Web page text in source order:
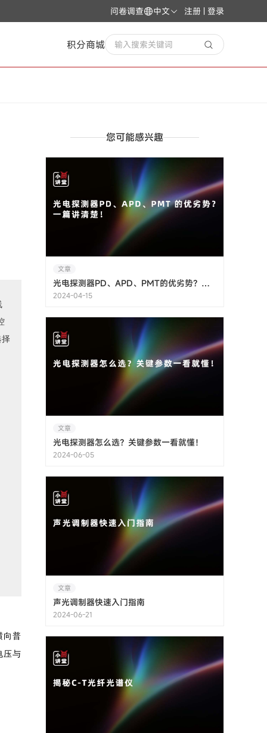
问卷调查 中文 注册 | 登录
积分商城 输入搜索关键词
向普
压与
您可能感兴趣
文章
光电探测器PD、APD、PMT的优劣势？一篇讲清楚！
2024-04-15
文章
光电探测器怎么选？关键参数一看就懂！
2024-06-05
文章
声光调制器快速入门指南
2024-06-21